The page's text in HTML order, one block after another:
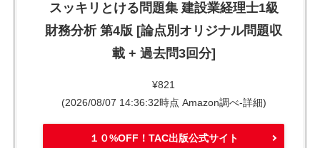
スッキリとける問題集 建設業経理士1級
財務分析 第4版 [論点別オリジナル問題収
載 + 過去問3回分]
¥821
(2026/08/07 14:36:32時点 Amazon調べ-詳細)
１０%OFF！TAC出版公式サイト